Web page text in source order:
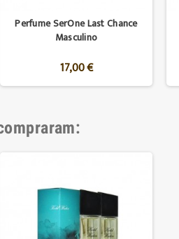
Perfume SerOne Last Chance
Masculino
17,00 €